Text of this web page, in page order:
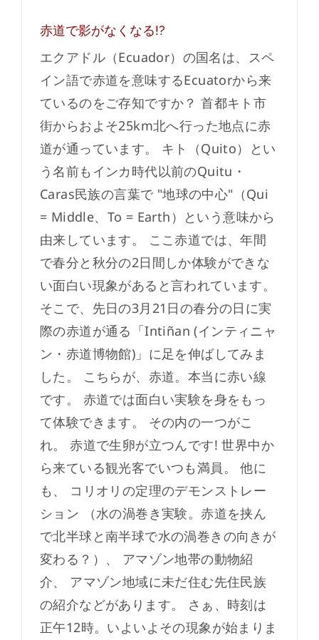
赤道で影がなくなる!?
エクアドル（Ecuador）の国名は、スペ
イン語で赤道を意味するEcuatorから来
ているのをご存知ですか？ 首都キト市
街からおよそ25km北へ行った地点に赤
道が通っています。 キト（Quito）とい
う名前もインカ時代以前のQuitu・
Caras民族の言葉で "地球の中心"（Qui
= Middle、To = Earth）という意味から
由来しています。 ここ赤道では、年間
で春分と秋分の2日間しか体験ができな
い面白い現象があると言われています。
そこで、先日の3月21日の春分の日に実
際の赤道が通る「Intiñan (インティニャ
ン・赤道博物館)」に足を伸ばしてみま
した。 こちらが、赤道。本当に赤い線
です。 赤道では面白い実験を身をもっ
て体験できます。 その内の一つがこ
れ。 赤道で生卵が立つんです! 世界中か
ら来ている観光客でいつも満員。 他に
も、 コリオリの定理のデモンストレー
ション （水の渦巻き実験。赤道を挟ん
で北半球と南半球で水の渦巻きの向きが
変わる？）、 アマゾン地帯の動物紹
介、 アマゾン地域に未だ住む先住民族
の紹介などがあります。 さぁ、時刻は
正午12時。いよいよその現象が始まりま